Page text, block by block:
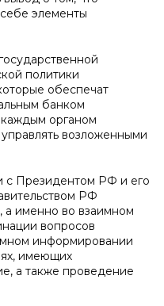
элементы
политики
обеспечат
банком
каждым органом
возложенными
с Президентом РФ и его
РФ
а именно во взаимном
вопросов
информировании
имеющих
а также проведение